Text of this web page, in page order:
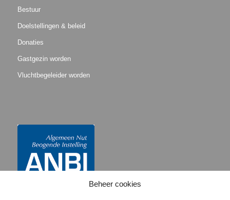
Beheer cookies
Bestuur
Doelstellingen & beleid
Donaties
Gastgezin worden
Vluchtbegeleider worden